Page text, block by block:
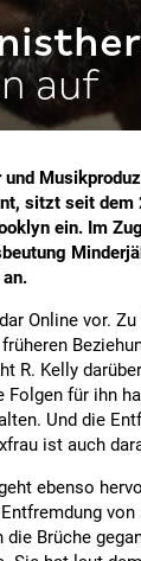
auf
sitzt seit dem
ein. Im
Online vor.
R. Kelly
Folgen für ihn
Und die
ist auch
ebenso
Brüche